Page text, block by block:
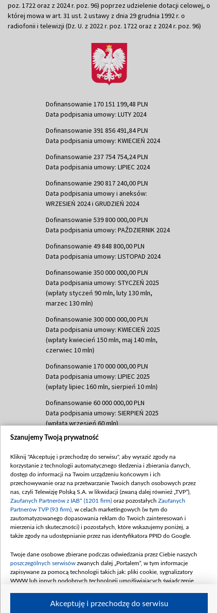
poz. 1722 oraz z 2024 r. poz. 96) poprzez udzielenie dotacji celowej, o
której mowa w art. 31 ust. 2 ustawy z dnia 29 grudnia 1992 r. o
radiofonii i telewizji (Dz. U. z 2022 r. poz. 1722 oraz z 2024 r. poz. 96)
Dofinansowanie 170 151 199,48 PLN
Data podpisania umowy: LUTY 2024
Dofinansowanie 391 856 491,84 PLN
Data podpisania umowy: KWIECIEŃ 2024
Dofinansowanie 237 754 754,24 PLN
Data podpisania umowy: LIPIEC 2024
Dofinansowanie 290 817 240,00 PLN
Data podpisania umowy i aneksów:
WRZESIEŃ 2024 i GRUDZIEŃ 2024
Dofinansowanie 539 800 000,00 PLN
Data podpisania umowy: PAŹDZIERNIK 2024
Dofinansowanie 49 848 800,00 PLN
Data podpisania umowy: LISTOPAD 2024
Dofinansowanie 350 000 000,00 PLN
Data podpisania umowy: STYCZEŃ 2025
(wpłaty styczeń 90 mln, luty 130 mln,
marzec 130 mln)
Dofinansowanie 300 000 000,00 PLN
Data podpisania umowy: KWIECIEŃ 2025
(wpłaty kwiecień 150 mln, maj 140 mln,
czerwiec 10 mln)
Dofinansowanie 170 000 000,00 PLN
Data podpisania umowy: LIPIEC 2025
(wpłaty lipiec 160 mln, sierpień 10 mln)
Dofinansowanie 60 000 000,00 PLN
Data podpisania umowy: SIERPIEŃ 2025
(wpłata wrzesień 60 mln)
Dofinansowanie 635 783 051,21 PLN
(wpłata wrzesień 100 mln, październik 350
mln, listopad 265 mln)
Dofinansowanie 48 862 000,00 PLN
Data podpisania umowy: GRUDZIEŃ 2025
(wpłata grudzień 60,548 mln)
Dofinansowanie 900 000 000,00 PLN
Data podpisania umowy: LUTY 2026 (wpłata
kwiecień 180 mln, 7 maja 180 mln, 8
czerwca 90 mln)
Dofinansowanie 250 000 000,00 PLN
4 sierpnia 250 mln
Szanujemy Twoją prywatność
Kliknij "Akceptuję i przechodzę do serwisu", aby wyrazić zgody na
korzystanie z technologii automatycznego śledzenia i zbierania danych,
dostęp do informacji na Twoim urządzeniu końcowym i ich
przechowywanie oraz na przetwarzanie Twoich danych osobowych przez
nas, czyli Telewizję Polską S.A. w likwidacji (zwaną dalej również „TVP”),
Zaufanych Partnerów z IAB* (1201 firm) oraz pozostałych Zaufanych
Partnerów TVP (93 firm) , w celach marketingowych (w tym do
zautomatyzowanego dopasowania reklam do Twoich zainteresowań i
mierzenia ich skuteczności) i pozostałych, które wskazujemy poniżej, a
także zgody na udostępnianie przez nas identyfikatora PPID do Google.
Twoje dane osobowe zbierane podczas odwiedzania przez Ciebie naszych
poszczególnych serwisów zwanych dalej „Portalem”, w tym informacje
zapisywane za pomocą technologii takich jak: pliki cookie, sygnalizatory
WWW lub innych podobnych technologii umożliwiających świadczenie
Akceptuję i przechodzę do serwisu